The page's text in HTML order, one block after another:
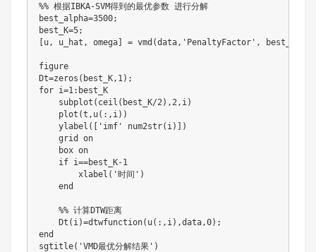
%% 根据IBKA-SVM得到的最优参数 进行分解
best_alpha=3500;
best_K=5;
[u , u_hat , omega] = vmd (data , 'PenaltyFactor' , best_alpha
figure
Dt=zeros ( best_K , 1 ) ;
for i=1 : best_K
subplot ( ceil ( best_K/2 ) , 2 , i )
plot (t , u( : , i ) )
ylabel ( [ 'imf' num2str( i ) ] )
    grid on
    box on
if i==best_K-1
xlabel ( '时间' )
end
%% 计算DTW距离
Dt ( i )=dtwfunction( u( : , i ) ,data ,0) ;
end
sgtitle( 'VMD最优分解结果' )